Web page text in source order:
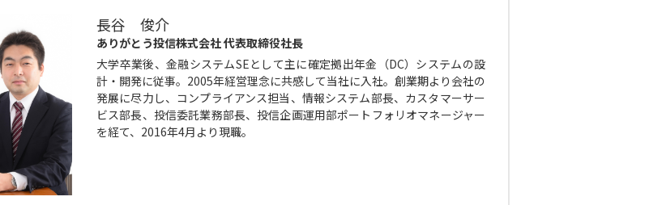
長谷 俊介
ありがとう投信株式会社 代表取締役社長
大学卒業後、金融システムSEとして主に確定拠出年金（DC）システムの設
計・開発に従事。2005年経営理念に共感して当社に入社。創業期より会社の
発展に尽力し、コンプライアンス担当、情報システム部長、カスタマーサー
ビス部長、投信委託業務部長、投信企画運用部ポートフォリオマネージャー
を経て、2016年4月より現職。